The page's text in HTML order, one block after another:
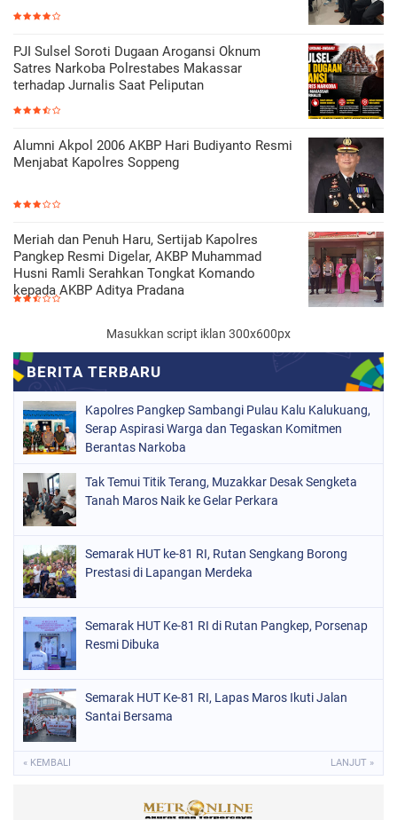
PJI Sulsel Soroti Dugaan Arogansi Oknum
Satres Narkoba Polrestabes Makassar
terhadap Jurnalis Saat Peliputan
Alumni Akpol 2006 AKBP Hari Budiyanto Resmi
Menjabat Kapolres Soppeng
Meriah dan Penuh Haru, Sertijab Kapolres
Pangkep Resmi Digelar, AKBP Muhammad
Husni Ramli Serahkan Tongkat Komando
kepada AKBP Aditya Pradana
Masukkan script iklan 300x600px
Kapolres Pangkep Sambangi Pulau Kalu Kalukuang,
Serap Aspirasi Warga dan Tegaskan Komitmen
Berantas Narkoba
Tak Temui Titik Terang, Muzakkar Desak Sengketa
Tanah Maros Naik ke Gelar Perkara
Semarak HUT ke-81 RI, Rutan Sengkang Borong
Prestasi di Lapangan Merdeka
Semarak HUT Ke-81 RI di Rutan Pangkep, Porsenap
Resmi Dibuka
Semarak HUT Ke-81 RI, Lapas Maros Ikuti Jalan
Santai Bersama
« KEMBALI LANJUT »